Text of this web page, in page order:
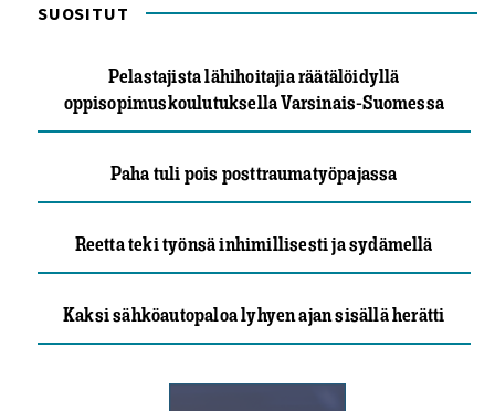
SUOSITUT
Pelastajista lähihoitajia räätälöidyllä
oppisopimuskoulutuksella Varsinais-Suomessa
Paha tuli pois posttraumatyöpajassa
Reetta teki työnsä inhimillisesti ja sydämellä
Kaksi sähköautopaloa lyhyen ajan sisällä herätti